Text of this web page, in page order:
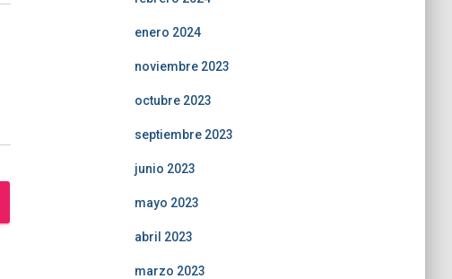
enero 2024
noviembre 2023
octubre 2023
septiembre 2023
junio 2023
mayo 2023
abril 2023
marzo 2023